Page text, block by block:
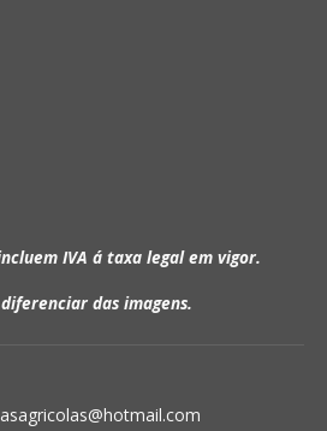
IVA á taxa legal em vigor.
das imagens.